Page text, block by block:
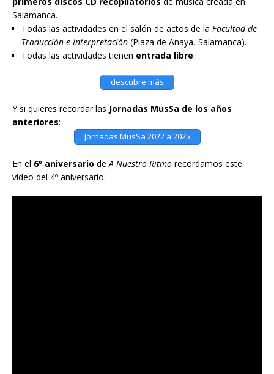
Salamanca.
Todas las actividades en el salón de actos de la Facultad de
Traducción e Interpretación (Plaza de Anaya, Salamanca).
Todas las actividades tienen entrada libre.
descubre más
Y si quieres recordar las Jornadas MusSa de los años
anteriores:
Jornadas MusSa 2022 a 2025
En el 6º aniversario de A Nuestro Ritmo recordamos este
vídeo del 4º aniversario: